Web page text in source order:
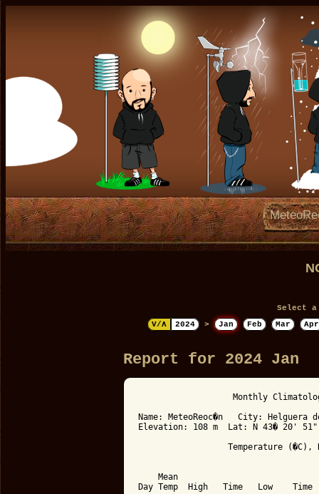
Select a
V/Λ
2024 > Jan Feb Mar Apr
Report for 2024 Jan
Monthly
Name: MeteoReoc�n   City: Helguera
Elevation: 108 m  Lat: N 43� 20'
Temperature (�C),
Mean
Day Temp  High   Time   Low